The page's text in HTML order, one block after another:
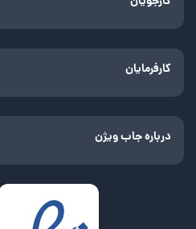
کارفرمایان
درباره جاب ویژن